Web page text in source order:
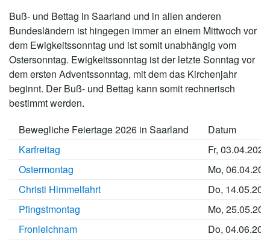
Buß- und Bettag in Saarland und in allen anderen
Bundesländern ist hingegen immer an einem Mittwoch vor
dem Ewigkeitssonntag und ist somit unabhängig vom
Ostersonntag. Ewigkeitssonntag ist der letzte Sonntag vor
dem ersten Adventssonntag, mit dem das Kirchenjahr
beginnt. Der Buß- und Bettag kann somit rechnerisch
bestimmt werden.
Bewegliche Feiertage 2026 in Saarland
Datum
Karfreitag
Fr, 03.04.2026
Ostermontag
Mo,
Christi Himmelfahrt
Do,
Pfingstmontag
Mo,
Fronleichnam
Do,